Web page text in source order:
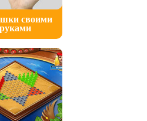
своими
руками